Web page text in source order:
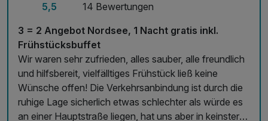
5,5
14 Bewertungen
3 = 2 Angebot Nordsee, 1 Nacht gratis inkl.
Frühstücksbuffet
Wir waren sehr zufrieden, alles sauber, alle freundlich
und hilfsbereit, vielfälltiges Frühstück ließ keine
Wünsche offen! Die Verkehrsanbindung ist durch die
ruhige Lage sicherlich etwas schlechter als würde es
an einer Hauptstraße liegen, hat uns aber in keinster